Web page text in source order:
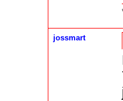
jossmart